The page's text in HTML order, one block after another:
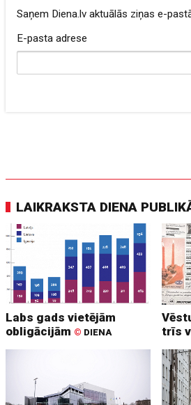
Saņem Diena.lv aktuālās ziņas e-
E-pasta adrese
LAIKRAKSTA DIENA
Labs gads vietējām
obligācijām © DIENA
trīs